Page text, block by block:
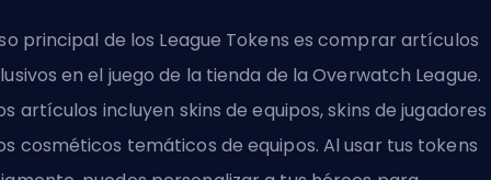
principal de los League Tokens es comprar artículos
en el juego de la tienda de la Overwatch League.
artículos incluyen skins de equipos, skins de jugadores
cosméticos temáticos de equipos. Al usar tus tokens